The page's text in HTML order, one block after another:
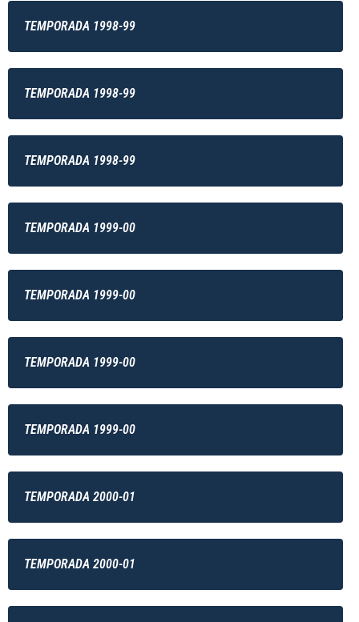
TEMPORADA 1998-99
TEMPORADA 1998-99
TEMPORADA 1998-99
TEMPORADA 1999-00
TEMPORADA 1999-00
TEMPORADA 1999-00
TEMPORADA 1999-00
TEMPORADA 2000-01
TEMPORADA 2000-01